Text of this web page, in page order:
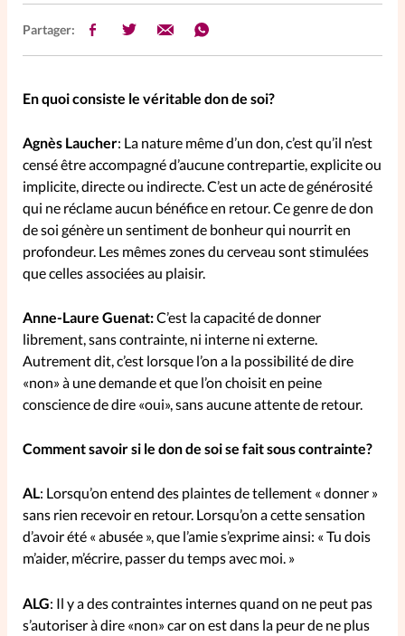
PersonnElles
RelationnElles
Si(x) simple de...
SpirituElles
Vive la famille
Aujourd’hui!
Faire un don
La Boutique
éditions
À propos
La rédaction
Partager:
En quoi consiste le véritable don de soi?
Agnès Laucher: La nature même d’un don, c’est qu’il n’est
censé être accompagné d’aucune contrepartie, explicite ou
implicite, directe ou indirecte. C’est un acte de générosité
qui ne réclame aucun bénéfice en retour. Ce genre de don
de soi génère un sentiment de bonheur qui nourrit en
profondeur. Les mêmes zones du cerveau sont stimulées
que celles associées au plaisir.
Anne-Laure Guenat:C’est la capacité de donner
librement, sans contrainte, ni interne ni externe.
Autrement dit, c’est lorsque l’on a la possibilité de dire
«non» à une demande et que l’on choisit en peine
conscience de dire «oui», sans aucune attente de retour.
Comment savoir si le don de soi se fait sous contrainte?
AL: Lorsqu’on entend des plaintes de tellement « donner »
sans rien recevoir en retour. Lorsqu’on a cette sensation
d’avoir été « abusée », que l’amie s’exprime ainsi: « Tu dois
m’aider, m’écrire, passer du temps avec moi. »
ALG: Il y a des contraintes internes quand on ne peut pas
s’autoriser à dire «non» car on est dans la peur de ne plus